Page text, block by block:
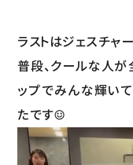
ラストはジェスチャ
普段、クールな人が
ップでみんな輝い
たです☺︎